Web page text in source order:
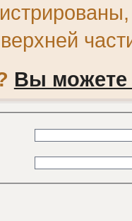
Вы можете